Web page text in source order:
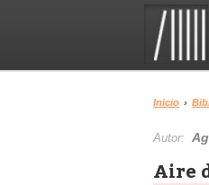
Inicio ›
Autor:
Aire